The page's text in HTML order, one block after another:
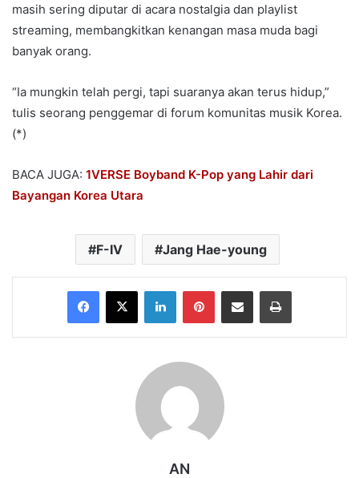
masih sering diputar di acara nostalgia dan playlist
streaming, membangkitkan kenangan masa muda bagi
banyak orang.
“Ia mungkin telah pergi, tapi suaranya akan terus hidup,”
tulis seorang penggemar di forum komunitas musik Korea.
(*)
BACA JUGA: 1VERSE Boyband K-Pop yang Lahir dari
Bayangan Korea Utara
F-IV Jang Hae-young
Facebook
X LinkedInPinterestShare via Email Print
AN